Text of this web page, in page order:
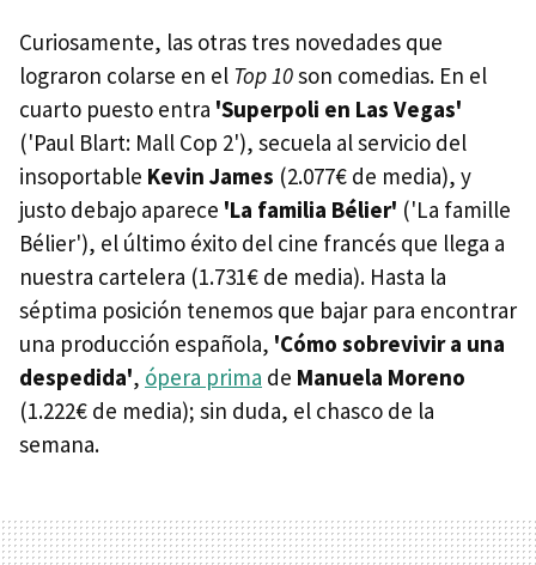
Curiosamente, las otras tres novedades que
lograron colarse en el Top 10son comedias. En el
cuarto puesto entra 'Superpoli en Las Vegas'
('Paul Blart: Mall Cop 2'), secuela al servicio del
insoportable Kevin James (2.077€ de media), y
justo debajo aparece 'La familia Bélier' ('La famille
Bélier'), el último éxito del cine francés que llega a
nuestra cartelera (1.731€ de media). Hasta la
séptima posición tenemos que bajar para encontrar
una producción española, 'Cómo sobrevivir a una
despedida', ópera prima de Manuela Moreno
(1.222€ de media); sin duda, el chasco de la
semana.